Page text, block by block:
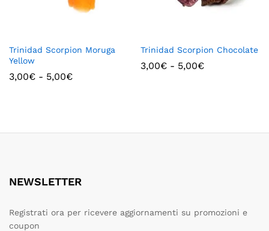
Trinidad Scorpion Moruga
Yellow
3,00€ - 5,00€
Trinidad Scorpion Chocolate
3,00€ - 5,00€
NEWSLETTER
Registrati ora per ricevere aggiornamenti su promozioni e
coupon